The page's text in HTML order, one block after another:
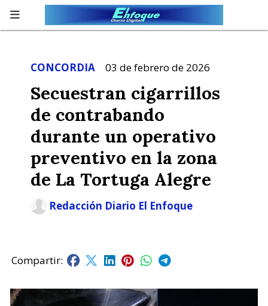
Secuestran cigarrillos
de contrabando
durante un operativo
preventivo en la zona
de La Tortuga Alegre
CONCORDIA 03 de febrero de 2026
Redacción Diario El Enfoque